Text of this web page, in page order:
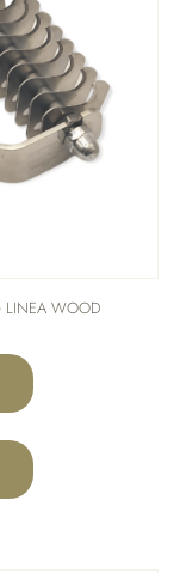
LINEA WOOD